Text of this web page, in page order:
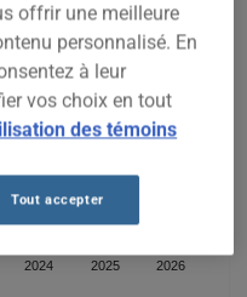
2024 2025 2026
offrir une meilleure
personnalisé. En
à leur
vos choix en tout
des témoins
Tout accepter